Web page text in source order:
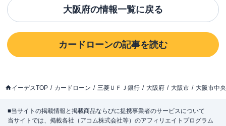
大阪府の情報一覧に戻る
カードローンの記事を読む
イーデスTOP カードローン 三菱ＵＦＪ銀行 大阪府 大阪市 大阪市中
■当サイトの掲載情報と掲載商品ならびに提携事業者のサービスについて
当サイトでは、掲載各社（アコム株式会社等）のアフィリエイトプログラム